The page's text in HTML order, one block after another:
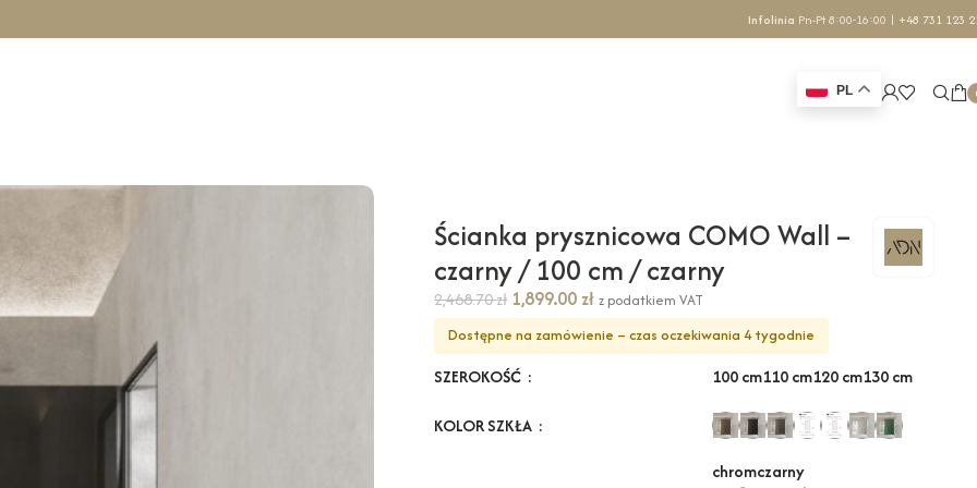
Infolinia Pn-Pt 8:00-16:00 | +48 731 123
PL
Ścianka prysznicowa COMO Wall –
czarny / 100 cm / czarny
2,468.70zł 1,899.00 zł z podatkiem VAT
Dostępne na zamówienie – czas oczekiwania 4 tygodnie
SZEROKOŚĆ 100 cm110 cm120 cm130 cm
KOLOR SZKŁA
chromczarny